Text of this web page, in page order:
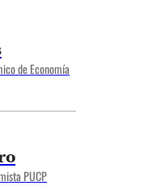
de Economía
PUCP